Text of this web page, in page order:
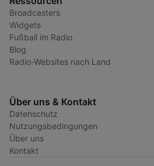
Broadcasters
Widgets
Fußball im Radio
Blog
Radio-Websites nach Land
Über uns & Kontakt
Datenschutz
Nutzungsbedingungen
Über uns
Kontakt